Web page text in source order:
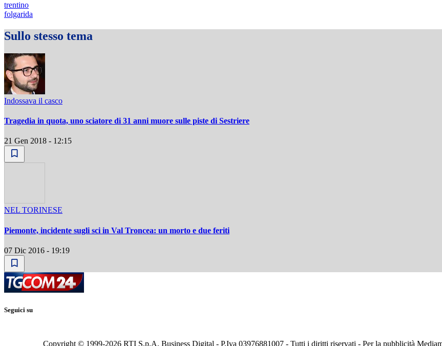
trentino
folgarida
Sullo stesso tema
Indossava il casco
Tragedia in quota, uno sciatore di 31 anni muore sulle piste di Sestriere
21 Gen 2018 - 12:15
NEL TORINESE
Piemonte, incidente sugli sci in Val Troncea: un morto e due feriti
07 Dic 2016 - 19:19
Seguici su
Copyright © 1999-2026 RTI S.p.A. Business Digital - P.Iva 03976881007 - Tutti i diritti riservati - Per la pubblicità